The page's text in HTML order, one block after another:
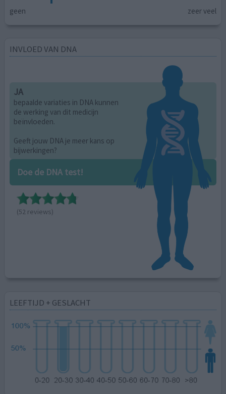
geen zeer veel
INVLOED VAN DNA
JA
bepaalde variaties in DNA kunnen
de werking van dit medicijn
beïnvloeden.
Geeft jouw DNA je meer kans op
bijwerkingen?
Doe de DNA test!
(52 reviews)
LEEFTIJD + GESLACHT